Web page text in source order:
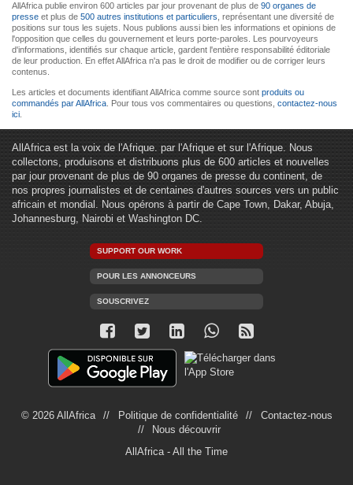
AllAfrica publie environ 600 articles par jour provenant de plus de 90 organes de
presse et plus de 500 autres institutions et particuliers , représentant une diversité de
positions sur tous les sujets. Nous publions aussi bien les informations et opinions de
l'opposition que celles du gouvernement et leurs porte-paroles. Les pourvoyeurs
d'informations, identifiés sur chaque article, gardent l'entière responsabilité éditoriale
de leur production. En effet AllAfrica n'a pas le droit de modifier ou de corriger leurs
contenus.
Les articles et documents identifiant AllAfrica comme source sont produits ou
commandés par AllAfrica . Pour tous vos commentaires ou questions, contactez-nous
ici
AllAfrica est la voix de l'Afrique. par l'Afrique et sur l'Afrique. Nous
collectons, produisons et distribuons plus de 600 articles et nouvelles
par jour provenant de plus de 90 organes de presse du continent, de
nos propres journalistes et de centaines d'autres sources vers un public
africain et mondial. Nous opérons à partir de Cape Town, Dakar, Abuja,
Johannesburg, Nairobi et Washington DC.
SUPPORT OUR WORK
POUR LES ANNONCEURS
SOUSCRIVEZ
© 2026 AllAfrica Politique de confidentialité
Contactez-nous
Nous découvrir
AllAfrica - All the Time